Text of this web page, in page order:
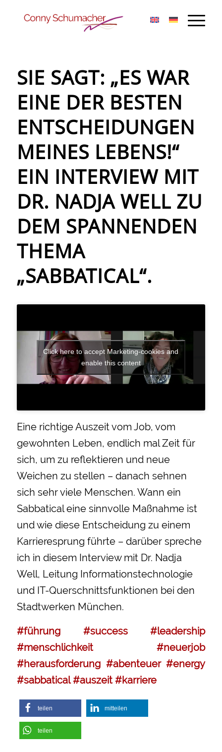
SIE SAGT: „ES WAR
EINE DER BESTEN
ENTSCHEIDUNGEN
MEINES LEBENS!“
EIN INTERVIEW MIT
DR. NADJA WELL ZU
DEM SPANNENDEN
THEMA
„SABBATICAL“.
Click here to accept Marketing-cookies and
enable this content
Eine richtige Auszeit vom Job, vom
gewohnten Leben, endlich mal Zeit für
sich, um zu reflektieren und neue
Weichen zu stellen – danach sehnen
sich sehr viele Menschen. Wann ein
Sabbatical eine sinnvolle Maßnahme ist
und wie diese Entscheidung zu einem
Karrieresprung führte – darüber spreche
ich in diesem Interview mit Dr. Nadja
Well, Leitung Informationstechnologie
und IT-Querschnittsfunktionen bei den
Stadtwerken München.
#führung #success
#leadership
#menschlichkeit
#neuerjob
#herausforderung #abenteuer #energy
#sabbatical #auszeit #karriere
teilen mitteilen
teilen